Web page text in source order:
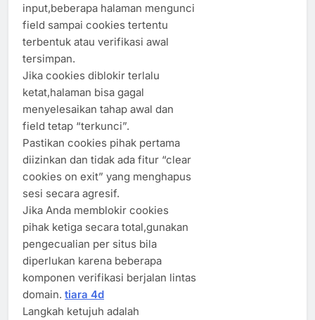
input,beberapa halaman mengunci
field sampai cookies tertentu
terbentuk atau verifikasi awal
tersimpan.
Jika cookies diblokir terlalu
ketat,halaman bisa gagal
menyelesaikan tahap awal dan
field tetap “terkunci”.
Pastikan cookies pihak pertama
diizinkan dan tidak ada fitur “clear
cookies on exit” yang menghapus
sesi secara agresif.
Jika Anda memblokir cookies
pihak ketiga secara total,gunakan
pengecualian per situs bila
diperlukan karena beberapa
komponen verifikasi berjalan lintas
domain. tiara 4d
Langkah ketujuh adalah